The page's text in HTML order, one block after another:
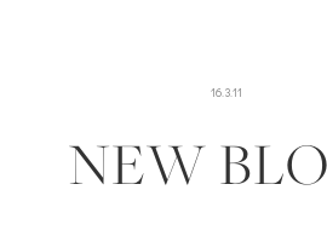
16.3.11
NEW